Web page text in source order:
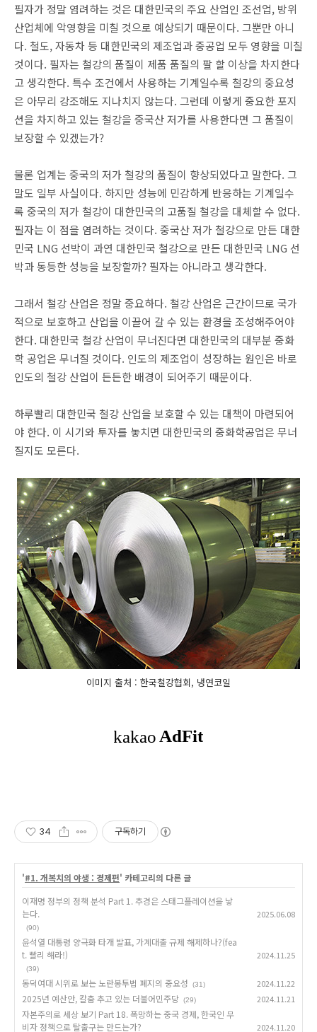
필자가 정말 염려하는 것은 대한민국의 주요 산업인 조선업, 방위
산업체에 악영향을 미칠 것으로 예상되기 때문이다. 그뿐만 아니
다. 철도, 자동차 등 대한민국의 제조업과 중공업 모두 영향을 미칠
것이다. 필자는 철강의 품질이 제품 품질의 팔 할 이상을 차지한다
고 생각한다. 특수 조건에서 사용하는 기계일수록 철강의 중요성
은 아무리 강조해도 지나치지 않는다. 그런데 이렇게 중요한 포지
션을 차지하고 있는 철강을 중국산 저가를 사용한다면 그 품질이
보장할 수 있겠는가?
물론 업계는 중국의 저가 철강의 품질이 향상되었다고 말한다. 그
말도 일부 사실이다. 하지만 성능에 민감하게 반응하는 기계일수
록 중국의 저가 철강이 대한민국의 고품질 철강을 대체할 수 없다.
필자는 이 점을 염려하는 것이다. 중국산 저가 철강으로 만든 대한
민국 LNG 선박이 과연 대한민국 철강으로 만든 대한민국 LNG 선
박과 동등한 성능을 보장할까? 필자는 아니라고 생각한다.
그래서 철강 산업은 정말 중요하다. 철강 산업은 근간이므로 국가
적으로 보호하고 산업을 이끌어 갈 수 있는 환경을 조성해주어야
한다. 대한민국 철강 산업이 무너진다면 대한민국의 대부분 중화
학 공업은 무너질 것이다. 인도의 제조업이 성장하는 원인은 바로
인도의 철강 산업이 든든한 배경이 되어주기 때문이다.
하루빨리 대한민국 철강 산업을 보호할 수 있는 대책이 마련되어
야 한다. 이 시기와 투자를 놓치면 대한민국의 중화학공업은 무너
질지도 모른다.
이미지 출처 : 한국철강협회, 냉연코일
34 구독하기
'#1. 개복치의 야생 : 경제편' 카테고리의 다른 글
이재명 정부의 정책 분석 Part 1. 추경은 스태그플레이션을 낳
는다.
(90)
2025.06.08
윤석열 대통령 양극화 타개 발표, 가계대출 규제 해제하나?(fea
t. 빨리 해라!)
(39)
2024.11.25
동덕여대 시위로 보는 노란봉투법 폐지의 중요성 (31) 2024.11.22
2025년 예산안, 칼춤 추고 있는 더불어민주당 (29) 2024.11.21
자본주의로 세상 보기 Part 18. 폭망하는 중국 경제, 한국인 무
비자 정책으로 탈출구는 만드는가?
2024.11.20